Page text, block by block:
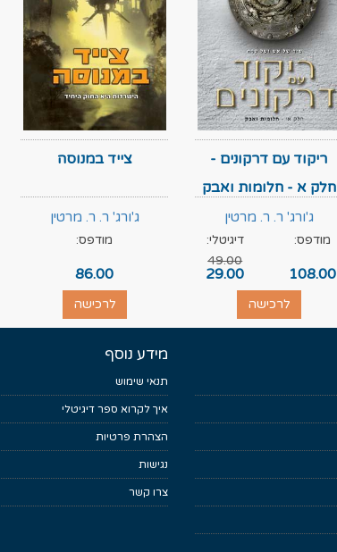
ריקוד עם דרקונים -
חלק א - חלומות ואבק
ג'ורג' ר. ר. מרטין
מודפס:
108.00
דיגיטלי:
49.00
29.00
לרכישה
צייד במנוסה
ג'ורג' ר. ר. מרטין
מודפס:
86.00
לרכישה
מידע נוסף
תנאי שימוש
איך לקרוא ספר דיגיטלי
הצהרת פרטיות
נגישות
צרו קשר